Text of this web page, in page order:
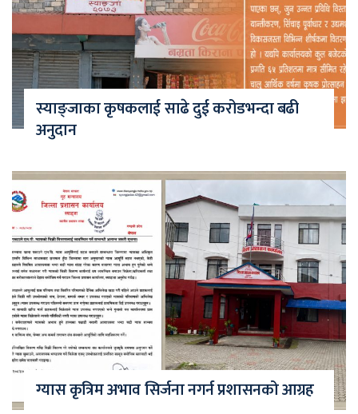
स्याङ्जाका कृषकलाई साढे दुई करोडभन्दा बढी
अनुदान
ग्यास कृत्रिम अभाव सिर्जना नगर्न प्रशासनको आग्रह